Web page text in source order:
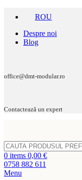
ROU
Despre noi
Blog
office@dmt-modular.ro
Contactează un expert
0 items 0,00 €
0758 882 611
Menu